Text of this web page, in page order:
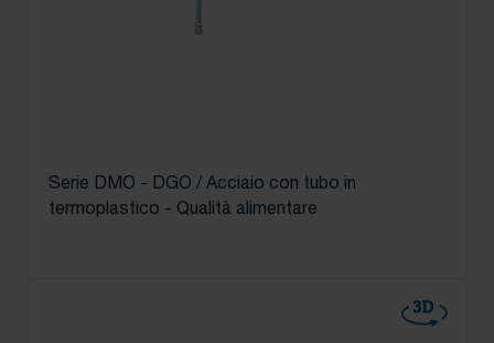
Serie DMO - DGO / Acciaio con tubo in
termoplastico - Qualità alimentare
3D